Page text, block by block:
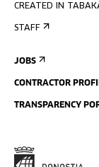
CREATED IN
STAFF
JOBS
CONTRACTOR
TRANSPARENCY